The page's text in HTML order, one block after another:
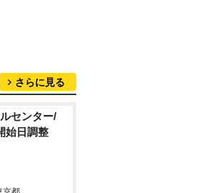
さらに見る
センター/
始日調整